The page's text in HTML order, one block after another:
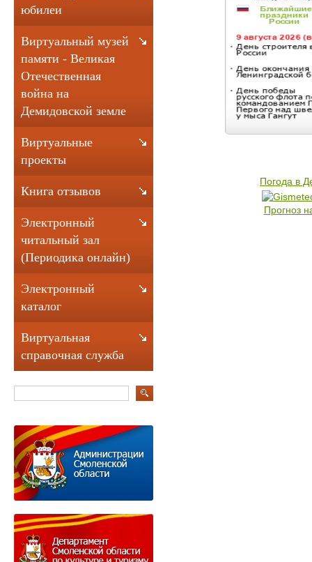
Погода в
Прогноз
юбилеи
Виртуальный музей
памяти - Великая
Отечественная
война на
Демидовской земле
Виртуальные
проекты
Книга отзывов
Электронный
читальный зал
(Периодика онлайн)
Электронный
каталог
Виртуальная
справочная служба